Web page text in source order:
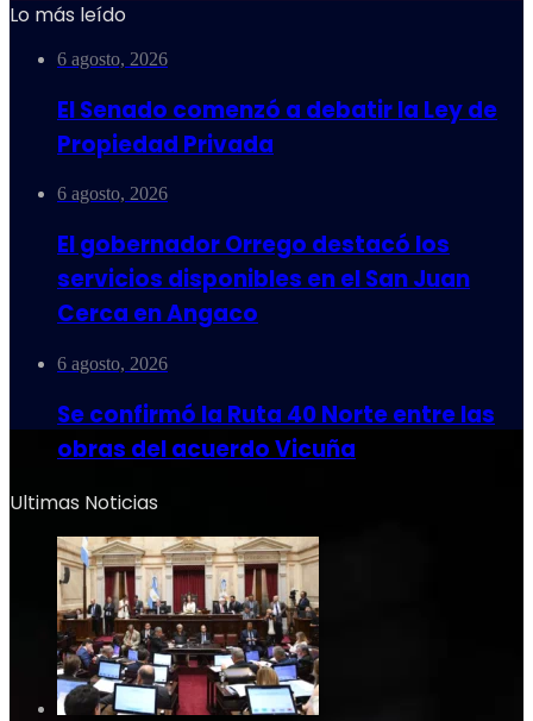
Lo más leído
6 agosto, 2026
El Senado comenzó a debatir la Ley de
Propiedad Privada
6 agosto, 2026
El gobernador Orrego destacó los
servicios disponibles en el San Juan
Cerca en Angaco
6 agosto, 2026
Se confirmó la Ruta 40 Norte entre las
obras del acuerdo Vicuña
Ultimas Noticias